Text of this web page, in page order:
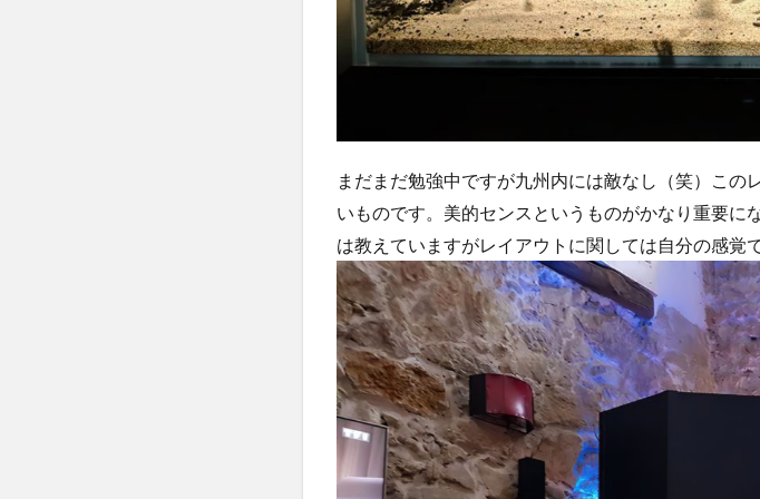
まだまだ勉強中ですが九州内には敵なし（笑）こ
いものです。美的センスというものがかなり重要に
は教えていますがレイアウトに関しては自分の感覚